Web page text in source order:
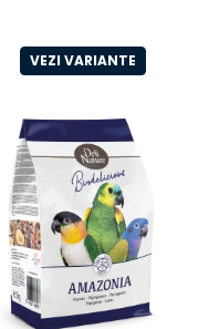
VEZI VARIANTE